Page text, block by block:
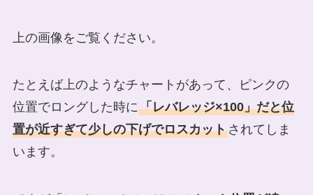
上の画像をご覧ください。
たとえば上のようなチャートがあって、ピンクの
位置でロングした時に「レバレッジ×100」だと位
置が近すぎて少しの下げでロスカットされてしま
います。